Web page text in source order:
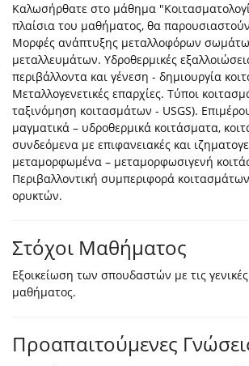
Καλωσήρθατε στο μάθημα
πλαίσια του μαθήματος, θα
Μορφές ανάπτυξης μεταλλοφόρων
μεταλλευμάτων. Υδροθερμικές
περιβάλλοντα και γένεση - δημιουργία
Μεταλλογενετικές επαρχίες. Τύποι
ταξινόμηση κοιτασμάτων - USGS).
μαγματικά – υδροθερμικά κοιτάσματα,
συνδεόμενα με επιφανειακές και
μεταμορφωμένα – μεταμορφωσιγενή
Περιβαλλοντική συμπεριφορά
ορυκτών.
Στόχοι Μαθήματος
Εξοικείωση των σπουδαστών με τις
μαθήματος.
Προαπαιτούμενες